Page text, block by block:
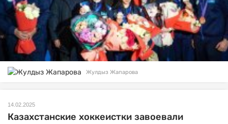
Жулдыз Жапарова
14.02.2025
Казахстанские хоккеистки завоевали